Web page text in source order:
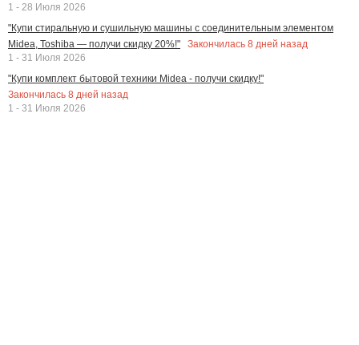
1 - 28 Июля 2026
"Купи стиральную и сушильную машины с соединительным элементом
Midea, Toshiba — получи скидку 20%!"
Закончилась 8 дней назад
1 - 31 Июля 2026
"Купи комплект бытовой техники Midea - получи скидку!"
Закончилась 8 дней назад
1 - 31 Июля 2026